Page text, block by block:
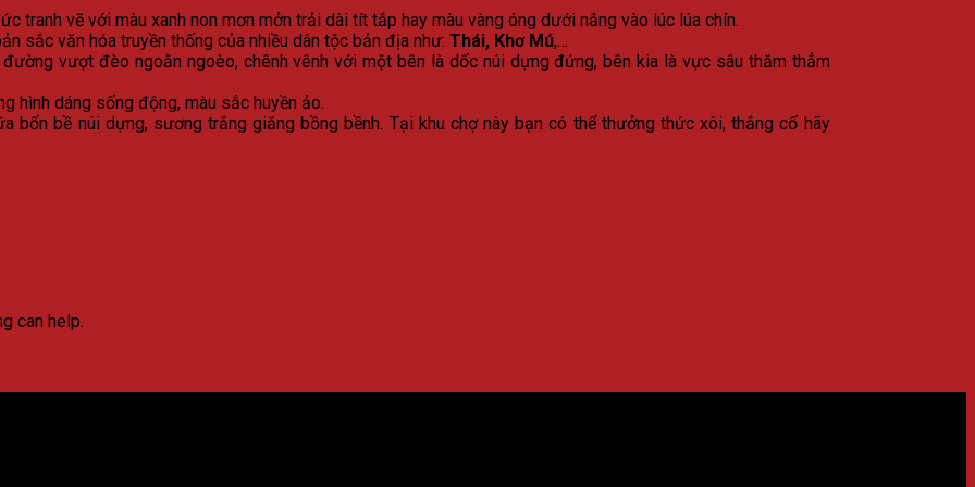
tranh vẽ với màu xanh non mơn mởn trải dài tít tắp hay màu vàng óng dưới nắng vào lúc lúa chín.
sắc văn hóa truyền thống của nhiều dân tộc bản địa như: Thái, Khơ Mú,…
vượt đèo ngoằn ngoèo, chênh vênh với một bên là dốc núi dựng đứng, bên kia là vực sâu thăm thẳm
hình dáng sống động, màu sắc huyền ảo.
bốn bề núi dựng, sương trắng giăng bồng bềnh. Tại khu chợ này bạn có thể thưởng thức xôi, thắng cố hãy
can help.